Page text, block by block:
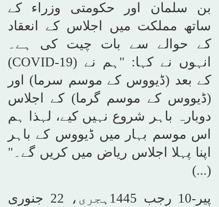
بن سلمان اور حکومتی وزراء کے
ساتھ مملکت میں اجلاس کے انعقاد
کے حوالے سے بات چیت کی ہے۔
انہوں نے کہا: "ہم نے (COVID-19
)
کے بعد (ڈیووس کے موسم سرما) اور
(ڈیووس کے موسم گرما) کے اجلاس
دوبارہ باہر شروع نہیں کیے، لہذا ہم
اس موسم بہار میں ڈیووس کے باہر
اپنا پہلا اجلاس ریاض میں کریں گے۔"
(...)
پیر-10 رجب 1445ہجری، 22 جنوری